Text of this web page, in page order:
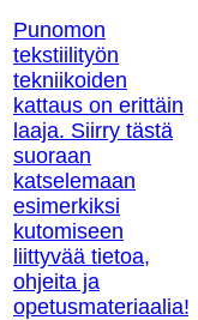
Punomon
tekstiilityön
tekniikoiden
kattaus on erittäin
laaja. Siirry tästä
suoraan
katselemaan
esimerkiksi
kutomiseen
liittyvää tietoa,
ohjeita ja
opetusmateriaalia!